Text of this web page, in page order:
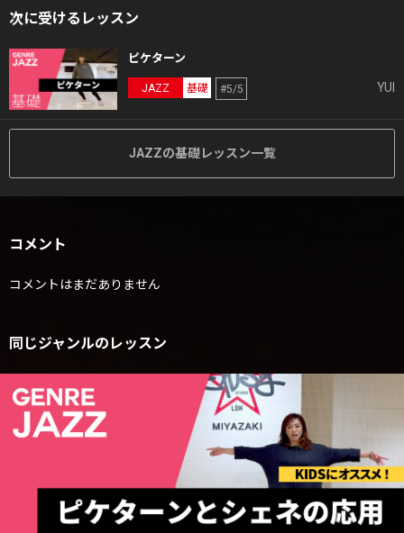
次に受けるレッスン
ピケターン
JAZZ 基礎 #5/5 YUI
JAZZの基礎レッスン一覧
コメント
コメントはまだありません
同じジャンルのレッスン